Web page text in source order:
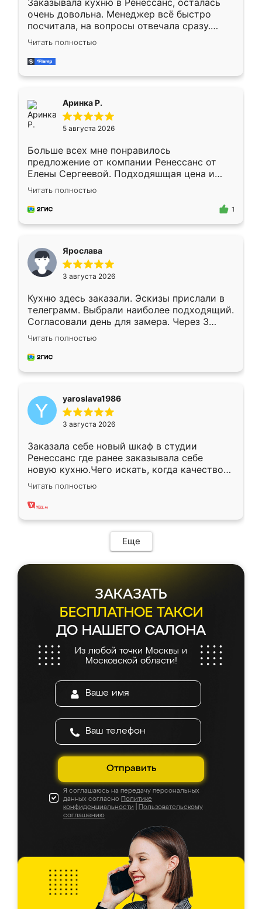
Заказывала кухню в Ренессанс, осталась
очень довольна. Менеджер всё быстро
посчитала, на вопросы отвечала сразу.
Замерщик приехал в субботу, подошёл к
делу со всей ответственностью. Собрали
за день, ребята работали аккуратно, даже
Читать полностью
Аринка Р.
5 августа 2026
Больше всех мне понравилось
предложение от компании Ренессанс от
Елены Сергеевой. Подходяшщая цена и
короткие сроки изготовления. Приехавший
для замера сотрудник Владислав
предложил по моему эскизу самый
Читать полностью
1
Ярослава
3 августа 2026
Кухню здесь заказали. Эскизы прислали в
телеграмм. Выбрали наиболее подходящий.
Согласовали день для замера. Через 3
недели кухня была уже готова. Остались
довольны работой. Спасибо Ренессанс
мебель за качественную работу!
Читать полностью
yaroslava1986
3 августа 2026
Заказала себе новый шкаф в студии
Ренессанс где ранее заказывала себе
новую кухню.Чего искать, когда качеством
вполне довольна. Служит кухня уже почти
два года, нареканий нет.
Читать полностью
Еще
ЗАКАЗАТЬ
БЕСПЛАТНОЕ ТАКСИ
ДО НАШЕГО САЛОНА
Из любой точки Москвы и
Московской области!
Отправить
Я соглашаюсь на передачу персональных
данных согласно Политике
конфиденциальности
Пользовательскому
соглашению